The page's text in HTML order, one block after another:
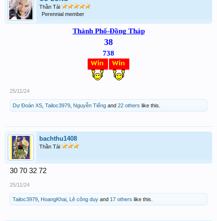
Thần Tài
Perennial member
Thành Phố-Đồng Tháp
38
738
25/11/24
Dự Đoán XS Tailoc3979 Nguyễn Tiếng and 22 others like this.
bachthu1408
Thần Tài
30 70 32 72
25/11/24
Tailoc3979 HoangKhai Lê công duy and 17 others like this.